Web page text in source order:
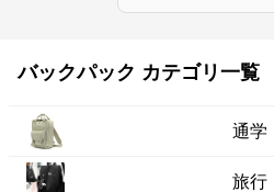
バックパック カテゴリ一覧
通学
旅行